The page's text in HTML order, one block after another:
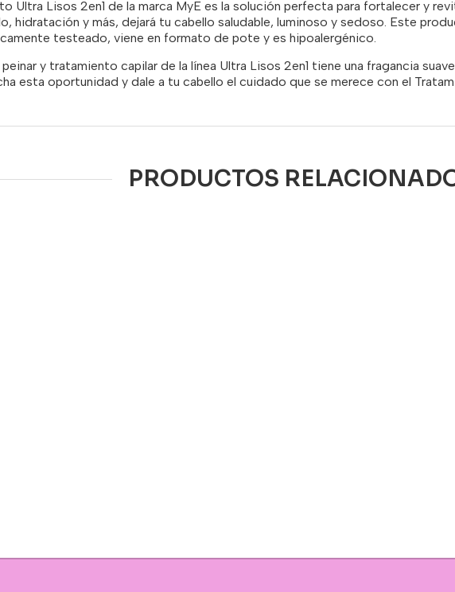
Ultra Lisos 2en1 de la marca MyE es la solución perfecta para fortalecer y
hidratación y más, dejará tu cabello saludable, luminoso y sedoso. Este
testeado, viene en formato de pote y es hipoalergénico.
y tratamiento capilar de la línea Ultra Lisos 2en1 tiene una fragancia
esta oportunidad y dale a tu cabello el cuidado que se merece con el
PRODUCTOS